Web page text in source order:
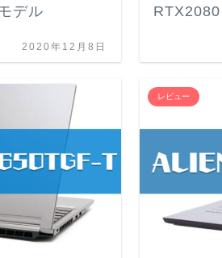
デル
2020年12月8日
レビュー